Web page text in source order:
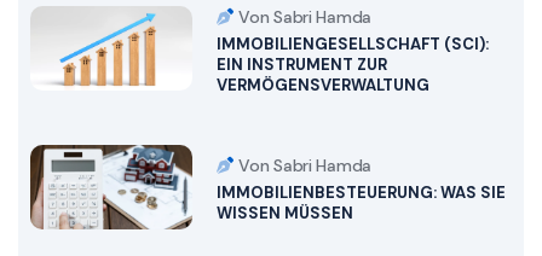
Von Sabri Hamda
IMMOBILIENGESELLSCHAFT (SCI):
EIN INSTRUMENT ZUR
VERMÖGENSVERWALTUNG
Von Sabri Hamda
IMMOBILIENBESTEUERUNG: WAS SIE
WISSEN MÜSSEN